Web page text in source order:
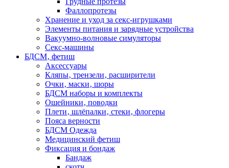
Фаллопротезы
Хранение и уход за секс-игрушками
Элементы питания и зарядные устройства
Вакуумно-волновые симуляторы
Секс-машины
БДСМ‚ фетиш
Аксессуары
Кляпы‚ трензели‚ расширители
Очки‚ маски‚ шоры
БДСМ наборы и комплекты
Ошейники‚ поводки
Плети‚ шлёпалки‚ стеки‚ флогеры
Пояса верности
БДСМ Одежда
Медицинский фетиш
Фиксация и бондаж
Бандаж